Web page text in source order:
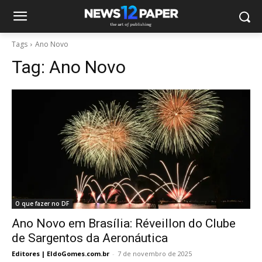
Tags Ano Novo
Tag: Ano Novo
O que fazer no DF
Ano Novo em Brasília: Réveillon do Clube
de Sargentos da Aeronáutica
Editores | EldoGomes.com.br - 7 de novembro de 2025